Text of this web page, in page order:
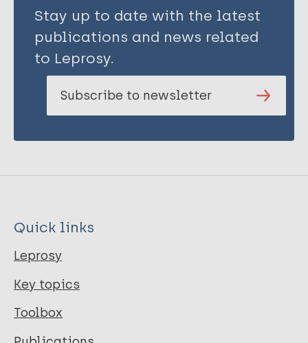
Stay up to date with the latest
publications and news related
to Leprosy.
Subscribe to newsletter
Quick links
Leprosy
Key topics
Toolbox